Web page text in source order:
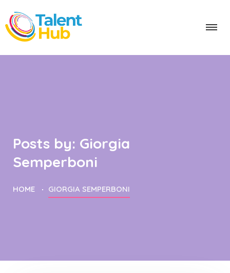
Posts by: Giorgia
Semperboni
HOME GIORGIA SEMPERBONI